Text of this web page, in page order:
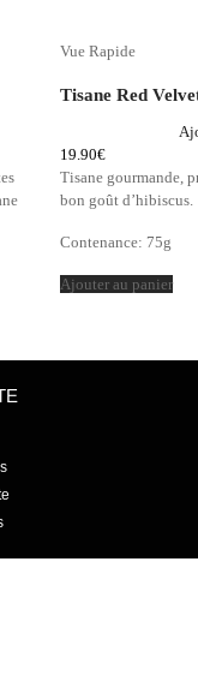
Vue Rapide
Tisane Red
19.90€
Tisane gourmande,
bon goût d’hibiscus.
Contenance: 75g
Ajouter au panier